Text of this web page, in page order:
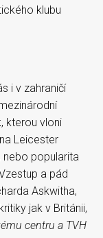
klubu
i v zahraničí
kterou vloni
Leicester
nebo popularita
a pád
Askwitha,
jak v Británii,
centru a TVH